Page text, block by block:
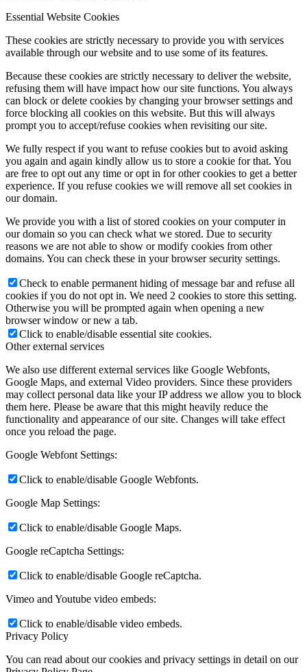
Essential Website Cookies
These cookies are strictly necessary to provide you with services
available through our website and to use some of its features.
Because these cookies are strictly necessary to deliver the website,
refusing them will have impact how our site functions. You always
can block or delete cookies by changing your browser settings and
force blocking all cookies on this website. But this will always
prompt you to accept/refuse cookies when revisiting our site.
We fully respect if you want to refuse cookies but to avoid asking
you again and again kindly allow us to store a cookie for that. You
are free to opt out any time or opt in for other cookies to get a better
experience. If you refuse cookies we will remove all set cookies in
our domain.
We provide you with a list of stored cookies on your computer in
our domain so you can check what we stored. Due to security
reasons we are not able to show or modify cookies from other
domains. You can check these in your browser security settings.
Check to enable permanent hiding of message bar and refuse all
cookies if you do not opt in. We need 2 cookies to store this setting.
Otherwise you will be prompted again when opening a new
browser window or new a tab.
Click to enable/disable essential site cookies.
Other external services
We also use different external services like Google Webfonts,
Google Maps, and external Video providers. Since these providers
may collect personal data like your IP address we allow you to block
them here. Please be aware that this might heavily reduce the
functionality and appearance of our site. Changes will take effect
once you reload the page.
Google Webfont Settings:
Click to enable/disable Google Webfonts.
Google Map Settings:
Click to enable/disable Google Maps.
Google reCaptcha Settings:
Click to enable/disable Google reCaptcha.
Vimeo and Youtube video embeds:
Click to enable/disable video embeds.
Privacy Policy
You can read about our cookies and privacy settings in detail on our